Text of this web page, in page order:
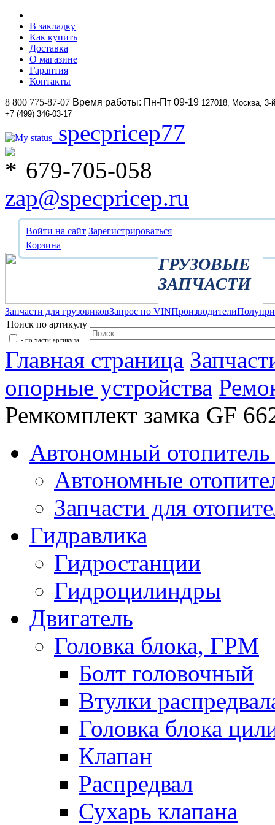
В закладку
Как купить
Доставка
О магазине
Гарантия
Контакты
8 800 775-87-07 Время работы: Пн-Пт 09-19 127018, Москва,
+7 (499) 346-03-17
specpricep77
679-705-058
zap@specpricep.ru
Войти на сайт Зарегистрироваться
Корзина
ГРУЗОВЫЕ
ЗАПЧАСТИ
Запчасти для грузовиковЗапрос по VINПроизводители
Поиск по артикулу
- по части артикула
Главная страница
опорные устройства
Ремкомплект замка GF
Автономный отопитель
Автономные
Запчасти для
Гидравлика
Гидростанции
Гидроцилиндры
Двигатель
Головка блока, ГРМ
Болт головочный
Втулки
Головка блока
Клапан
Распредвал
Сухарь клапана